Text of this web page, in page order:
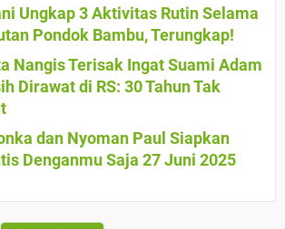
Ungkap 3 Aktivitas Rutin Selama
Pondok Bambu, Terungkap!
Nangis Terisak Ingat Suami Adam
Dirawat di RS: 30 Tahun Tak
dan Nyoman Paul Siapkan
Denganmu Saja 27 Juni 2025